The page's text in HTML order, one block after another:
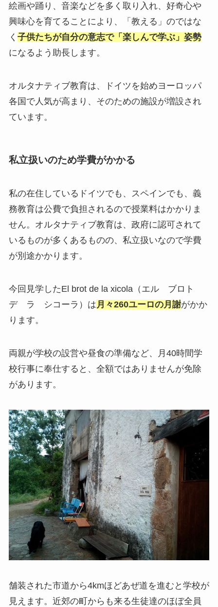
絵画や踊り、音楽などを多く取り入れ、好奇心や
興味心を育てることにより、「教える」のではな
く 子供たちが自分の意志で「楽しんで学ぶ」姿勢
になるよう助長します。
オルタナティブ教育は、ドイツを始めヨーロッパ
各国で人気が高まり、そのための施設が増設され
ています。
私立扱いのため学費がかかる
私の在住しているドイツでも、スペインでも、義
務教育は公費で負担されるので授業料はかかりま
せん。オルタナティブ教育は、政府に認可されて
いるものが多くあるものの、私立扱いなので学費
が別途かかります。
今回見学したEl brot de la xicola（エル ブロト
デ ラ シコーラ）は 月々260ユーロの月謝がかか
ります。
両親が学校の設営や昼食の準備など、月40時間学
校行事に奉仕すると、全額ではありませんが免除
があります。
舗装された市道から4kmほどあぜ道を進むと学校が
見えます。近郊の町からも来る生徒達のほぼ全員